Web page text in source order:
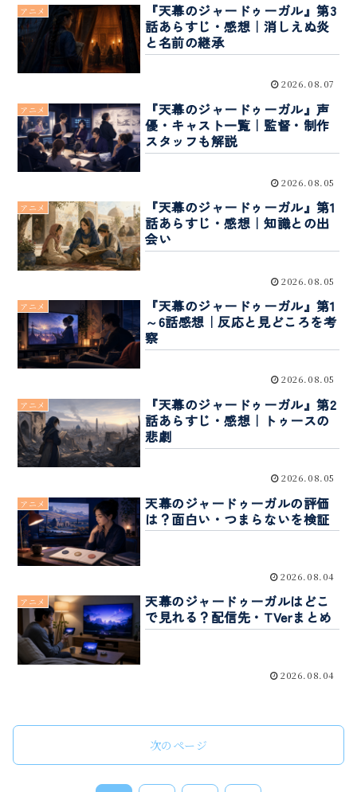
アニメ
『天幕のジャードゥーガル』第3
話あらすじ・感想｜消しえぬ炎
と名前の継承
2026.08.07
アニメ
『天幕のジャードゥーガル』声
優・キャスト一覧｜監督・制作
スタッフも解説
2026.08.05
アニメ
『天幕のジャードゥーガル』第1
話あらすじ・感想｜知識との出
会い
2026.08.05
アニメ
『天幕のジャードゥーガル』第1
～6話感想｜反応と見どころを考
察
2026.08.05
アニメ
『天幕のジャードゥーガル』第2
話あらすじ・感想｜トゥースの
悲劇
2026.08.05
アニメ
天幕のジャードゥーガルの評価
は？面白い・つまらないを検証
2026.08.04
アニメ
天幕のジャードゥーガルはどこ
で見れる？配信先・TVerまとめ
2026.08.04
次のページ